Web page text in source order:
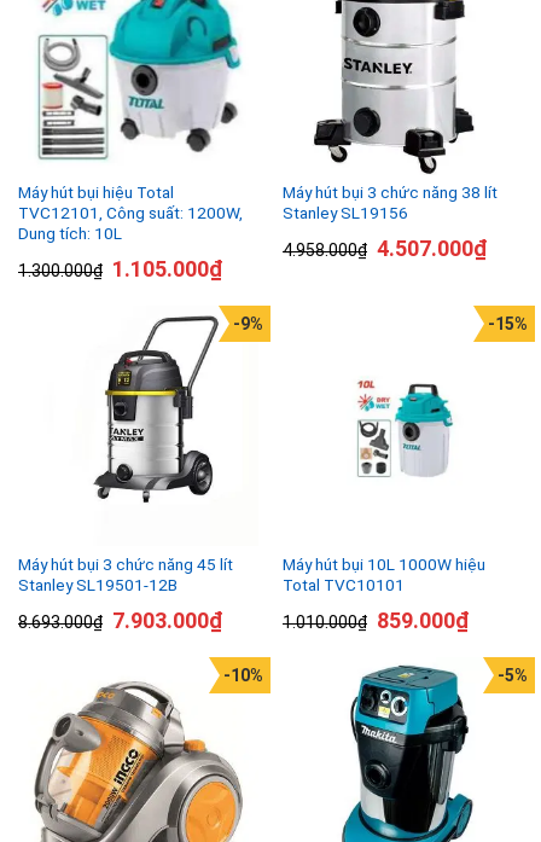
Máy hút bụi hiệu Total
TVC12101, Công suất: 1200W,
Dung tích: 10L
1.300.000₫ 1.105.000₫
Máy hút bụi 3 chức năng 38 lít
Stanley SL19156
4.958.000₫ 4.507.000₫
Máy hút bụi 3 chức năng 45 lít
Stanley SL19501-12B
8.693.000₫
-9%
7.903.000₫
Máy hút bụi 10L 1000W hiệu
Total TVC10101
1.010.000₫
-15%
859.000₫
-10% -5%